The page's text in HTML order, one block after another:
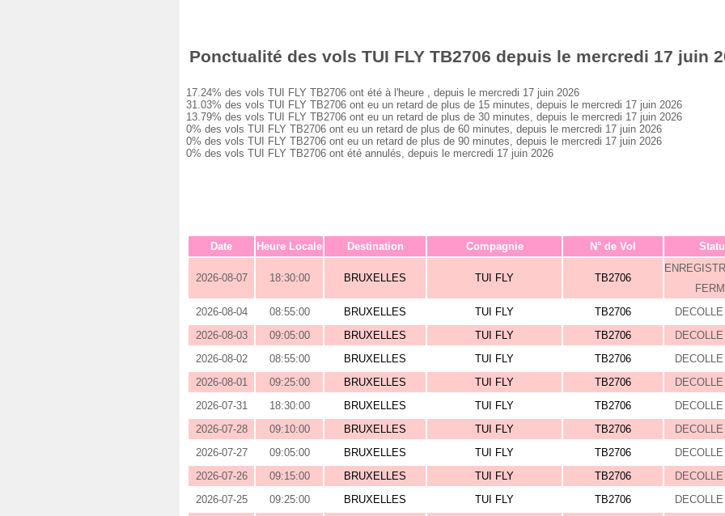
Ponctualité des vols TUI FLY TB2706 depuis le mercredi 17 juin
17.24% des vols TUI FLY TB2706 ont été à l'heure , depuis le mercredi 17 juin 2026
31.03% des vols TUI FLY TB2706 ont eu un retard de plus de 15 minutes, depuis le mercredi 17 juin 2026
13.79% des vols TUI FLY TB2706 ont eu un retard de plus de 30 minutes, depuis le mercredi 17 juin 2026
0% des vols TUI FLY TB2706 ont eu un retard de plus de 60 minutes, depuis le mercredi 17 juin 2026
0% des vols TUI FLY TB2706 ont eu un retard de plus de 90 minutes, depuis le mercredi 17 juin 2026
0% des vols TUI FLY TB2706 ont été annulés, depuis le mercredi 17 juin 2026
Date Heure Locale Destination Compagnie N° de Vol
2026-08-07 18:30:00 BRUXELLES TUI FLY TB2706
2026-08-04
08:55:00 BRUXELLES TUI FLY TB2706
2026-08-03
09:05:00 BRUXELLES TUI FLY TB2706
2026-08-02
08:55:00 BRUXELLES TUI FLY TB2706
2026-08-01
09:25:00 BRUXELLES TUI FLY TB2706
2026-07-31
18:30:00 BRUXELLES TUI FLY TB2706
2026-07-28
09:10:00 BRUXELLES TUI FLY TB2706
2026-07-27
09:05:00 BRUXELLES TUI FLY TB2706
2026-07-26
09:15:00 BRUXELLES TUI FLY TB2706
2026-07-25
09:25:00 BRUXELLES TUI FLY TB2706